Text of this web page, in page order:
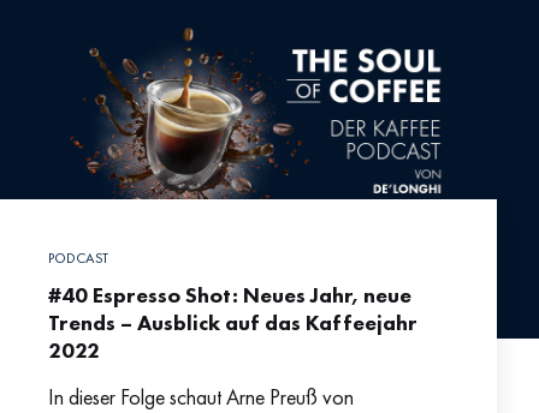
PODCAST
#40 Espresso Shot: Neues Jahr, neue
Trends – Ausblick auf das Kaffeejahr
2022
In dieser Folge schaut Arne Preuß von